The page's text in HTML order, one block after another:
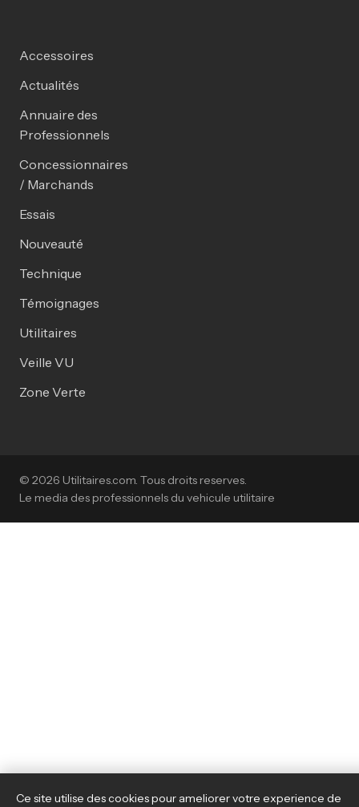
Accessoires
Actualités
Annuaire des
Professionnels
Concessionnaires
/ Marchands
Essais
Nouveauté
Technique
Témoignages
Utilitaires
Veille VU
Zone Verte
© 2026 Utilitaires.com. Tous droits reserves.
Le media des professionnels du vehicule utilitaire
Ce site utilise des cookies pour ameliorer votre experience de